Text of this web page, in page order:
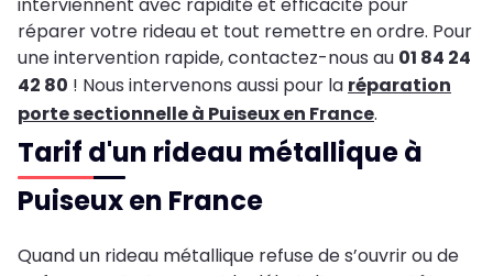
interviennent avec rapidité et efficacité pour
réparer votre rideau et tout remettre en ordre. Pour
une intervention rapide, contactez-nous au 01 84 24
42 80 ! Nous intervenons aussi pour la réparation
porte sectionnelle à Puiseux en France.
Tarif d'un rideau métallique à
Puiseux en France
Quand un rideau métallique refuse de s’ouvrir ou de